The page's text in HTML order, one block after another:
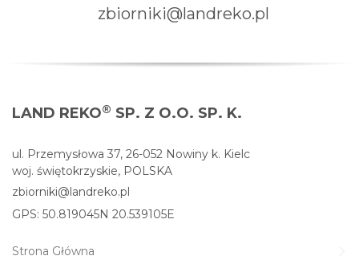
zbiorniki@landreko.pl
LAND REKO® SP. Z O.O. SP. K.
ul. Przemysłowa 37, 26-052 Nowiny k. Kielc
woj. świętokrzyskie, POLSKA
zbiorniki@landreko.pl
GPS: 50.819045N 20.539105E
Strona Główna